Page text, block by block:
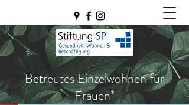
Betreutes Einzelwohnen für
Frauen*